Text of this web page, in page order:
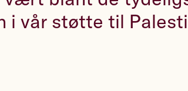
i vår støtte til